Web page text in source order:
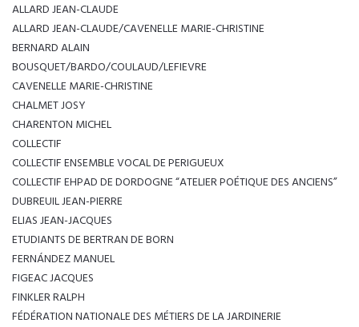
ALLARD JEAN-CLAUDE
ALLARD JEAN-CLAUDE/CAVENELLE MARIE-CHRISTINE
BERNARD ALAIN
BOUSQUET/BARDO/COULAUD/LEFIEVRE
CAVENELLE MARIE-CHRISTINE
CHALMET JOSY
CHARENTON MICHEL
COLLECTIF
COLLECTIF ENSEMBLE VOCAL DE PERIGUEUX
COLLECTIF EHPAD DE DORDOGNE “ATELIER POÉTIQUE DES ANCIENS”
DUBREUIL JEAN-PIERRE
ELIAS JEAN-JACQUES
ETUDIANTS DE BERTRAN DE BORN
FERNÁNDEZ MANUEL
FIGEAC JACQUES
FINKLER RALPH
FÉDÉRATION NATIONALE DES MÉTIERS DE LA JARDINERIE